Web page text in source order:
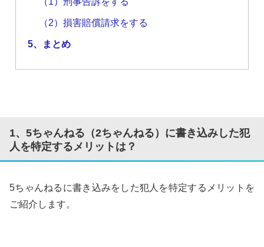
（2）損害賠償請求をする
5、まとめ
1、5ちゃんねる（2ちゃんねる）に書き込みした犯
人を特定するメリットは？
5ちゃんねるに書き込みをした犯人を特定するメリットを
ご紹介します。